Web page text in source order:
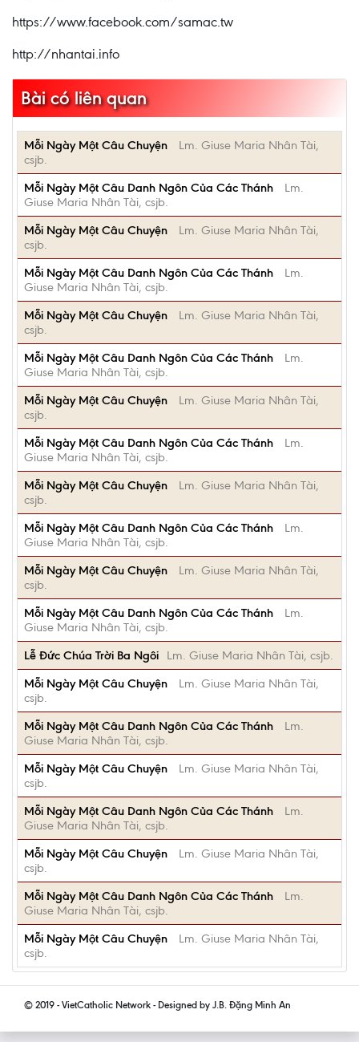
https://www.facebook.com/samac.tw
http://nhantai.info
Bài có liên quan
Mỗi Ngày Một Câu Chuyện
Lm. Giuse Maria Nhân Tài,
csjb.
Mỗi Ngày Một Câu Danh Ngôn Của Các Thánh
Lm.
Giuse Maria Nhân Tài, csjb.
Mỗi Ngày Một Câu Chuyện
Lm. Giuse Maria Nhân Tài,
csjb.
Mỗi Ngày Một Câu Danh Ngôn Của Các Thánh
Lm.
Giuse Maria Nhân Tài, csjb.
Mỗi Ngày Một Câu Chuyện
Lm. Giuse Maria Nhân Tài,
csjb.
Mỗi Ngày Một Câu Danh Ngôn Của Các Thánh
Lm.
Giuse Maria Nhân Tài, csjb.
Mỗi Ngày Một Câu Chuyện
Lm. Giuse Maria Nhân Tài,
csjb.
Mỗi Ngày Một Câu Danh Ngôn Của Các Thánh
Lm.
Giuse Maria Nhân Tài, csjb.
Mỗi Ngày Một Câu Chuyện
Lm. Giuse Maria Nhân Tài,
csjb.
Mỗi Ngày Một Câu Danh Ngôn Của Các Thánh
Lm.
Giuse Maria Nhân Tài, csjb.
Mỗi Ngày Một Câu Chuyện
Lm. Giuse Maria Nhân Tài,
csjb.
Mỗi Ngày Một Câu Danh Ngôn Của Các Thánh
Lm.
Giuse Maria Nhân Tài, csjb.
Lễ Đức Chúa Trời Ba Ngôi
Lm. Giuse Maria Nhân Tài, csjb.
Mỗi Ngày Một Câu Chuyện
Lm. Giuse Maria Nhân Tài,
csjb.
Mỗi Ngày Một Câu Danh Ngôn Của Các Thánh
Lm.
Giuse Maria Nhân Tài, csjb.
Mỗi Ngày Một Câu Chuyện
Lm. Giuse Maria Nhân Tài,
csjb.
Mỗi Ngày Một Câu Danh Ngôn Của Các Thánh
Lm.
Giuse Maria Nhân Tài, csjb.
Mỗi Ngày Một Câu Chuyện
Lm. Giuse Maria Nhân Tài,
csjb.
Mỗi Ngày Một Câu Danh Ngôn Của Các Thánh
Lm.
Giuse Maria Nhân Tài, csjb.
Mỗi Ngày Một Câu Chuyện
Lm. Giuse Maria Nhân Tài,
csjb.
© 2019 - VietCatholic Network - Designed by J.B. Đặng Minh An